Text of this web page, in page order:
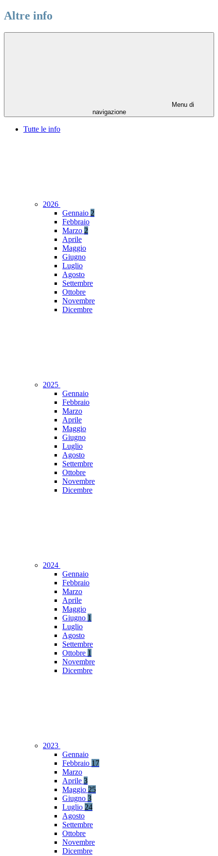
Altre info
Menu di
navigazione
Tutte le info
2026
Gennaio 2
Febbraio
Marzo 2
Aprile
Maggio
Giugno
Luglio
Agosto
Settembre
Ottobre
Novembre
Dicembre
2025
Gennaio
Febbraio
Marzo
Aprile
Maggio
Giugno
Luglio
Agosto
Settembre
Ottobre
Novembre
Dicembre
2024
Gennaio
Febbraio
Marzo
Aprile
Maggio
Giugno 1
Luglio
Agosto
Settembre
Ottobre 1
Novembre
Dicembre
2023
Gennaio
Febbraio 17
Marzo
Aprile 3
Maggio 25
Giugno 3
Luglio 24
Agosto
Settembre
Ottobre
Novembre
Dicembre